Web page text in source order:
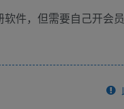
件，但需要自己开会